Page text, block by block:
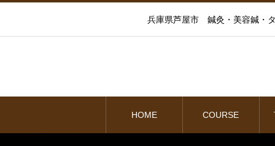
兵庫県芦屋市 鍼灸・美容鍼・
HOME COURSE